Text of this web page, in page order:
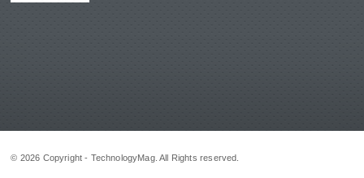
© 2026 Copyright - TechnologyMag. All Rights reserved.